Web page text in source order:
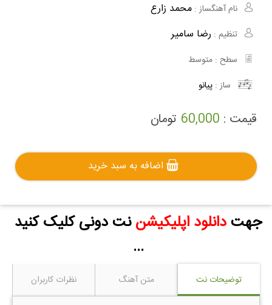
نام آهنگساز : محمد زارع
تنظیم : رضا سامیر
سطح : متوسط
ساز : پیانو
قیمت : 60,000 تومان
اضافه به سبد خرید
جهتدانلود اپلیکیشن نت دونی کلیک کنید
...
توضیحات نت متن آهنگ نظرات کاربران